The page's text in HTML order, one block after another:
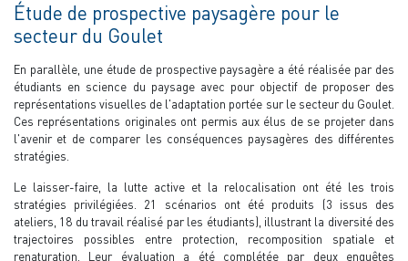
Étude de prospective paysagère pour le
secteur du Goulet
En parallèle, une étude de prospective paysagère a été réalisée par des
étudiants en science du paysage avec pour objectif de proposer des
représentations visuelles de l'adaptation portée sur le secteur du Goulet.
Ces représentations originales ont permis aux élus de se projeter dans
l'avenir et de comparer les conséquences paysagères des différentes
stratégies.
Le laisser-faire, la lutte active et la relocalisation ont été les trois
stratégies privilégiées. 21 scénarios ont été produits (3 issus des
ateliers, 18 du travail réalisé par les étudiants), illustrant la diversité des
trajectoires possibles entre protection, recomposition spatiale et
renaturation. Leur évaluation a été complétée par deux enquêtes